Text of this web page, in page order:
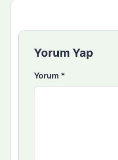
Yorum Yap
Yorum *